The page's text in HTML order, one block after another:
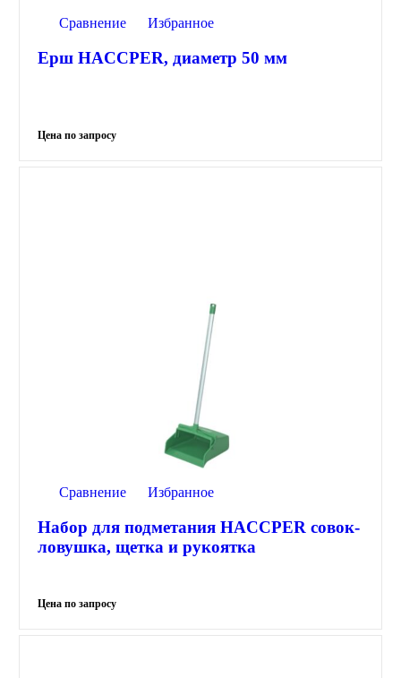
Сравнение Избранное
Ерш HACCPER, диаметр 50 мм
Сравнение Избранное
Набор для подметания HACCPER совок-
ловушка, щетка и рукоятка